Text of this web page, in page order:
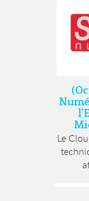
Le